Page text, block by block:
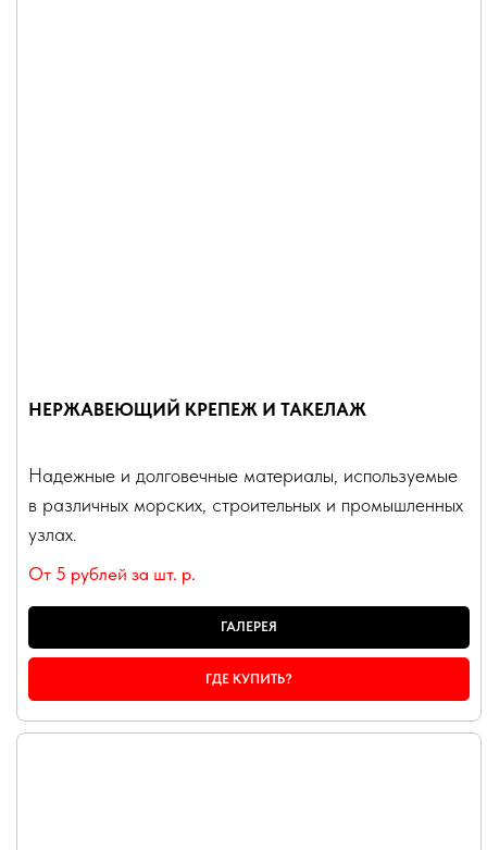
НЕРЖАВЕЮЩИЙ КРЕПЕЖ И ТАКЕЛАЖ
Надежные и долговечные материалы, используемые
в различных морских, строительных и промышленных
узлах.
От 5 рублей за шт. р.
ГАЛЕРЕЯ
ГДЕ КУПИТЬ?